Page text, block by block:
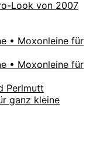
Look von 2007
• Moxonleine für
• Moxonleine für
Perlmutt
ganz kleine